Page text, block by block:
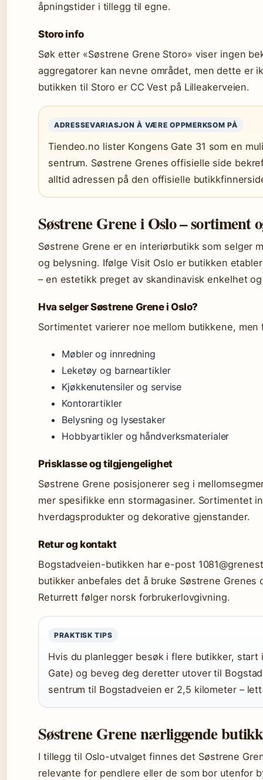
åpningstider i tillegg til egne.
Storo info
Søk etter «Søstrene Grene Storo» viser ingen
aggregatorer kan nevne området, men dette er
butikken til Storo er CC Vest på Lilleakerveien.
ADRESSEVARIASJON Å VÆRE OPPMERKSOM PÅ
Tiendeo.no lister Kongens Gate 31 som en
sentrum. Søstrene Grenes offisielle side
alltid adressen på den offisielle
Søstrene Grene i Oslo – sortiment
Søstrene Grene er en interiørbutikk som selger
og belysning. Ifølge Visit Oslo er butikken
– en estetikk preget av skandinavisk enkelhet
Hva selger Søstrene Grene i Oslo?
Sortimentet varierer noe mellom butikkene,
Møbler og innredning
Leketøy og barneartikler
Kjøkkenutensiler og servise
Kontorartikler
Belysning og lysestaker
Hobbyartikler og håndverksmaterialer
Prisklasse og tilgjengelighet
Søstrene Grene posisjonerer seg i
mer spesifikke enn stormagasiner. Sortimentet
hverdagsprodukter og dekorative gjenstander.
Retur og kontakt
Bogstadveien-butikken har e-post
butikker anbefales det å bruke Søstrene
Returrett følger norsk forbrukerlovgivning.
PRAKTISK TIPS
Hvis du planlegger besøk i flere butikker,
Gate) og beveg deg deretter utover til
sentrum til Bogstadveien er 2,5 kilometer –
Søstrene Grene nærliggende
I tillegg til Oslo-utvalget finnes det Søstrene
relevante for pendlere eller de som bor utenfor